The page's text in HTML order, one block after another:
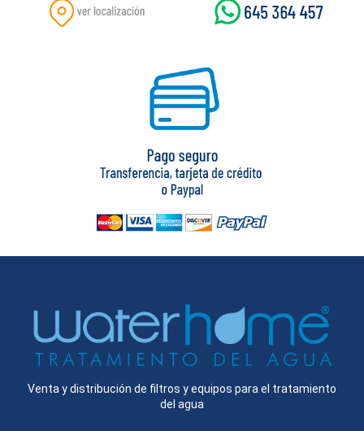
Venta y distribución de filtros y equipos para el tratamiento
del agua